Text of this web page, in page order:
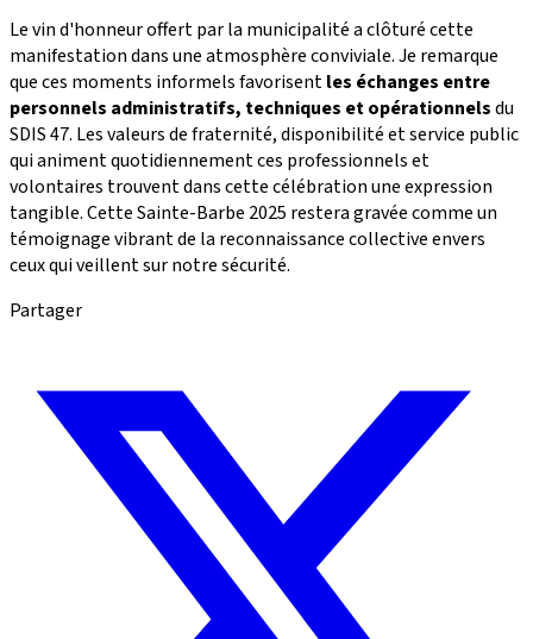
Le vin d'honneur offert par la municipalité a clôturé cette
manifestation dans une atmosphère conviviale. Je remarque
que ces moments informels favorisentles échanges entre
personnels administratifs, techniques et opérationnelsdu
SDIS 47. Les valeurs de fraternité, disponibilité et service public
qui animent quotidiennement ces professionnels et
volontaires trouvent dans cette célébration une expression
tangible. Cette Sainte-Barbe 2025 restera gravée comme un
témoignage vibrant de la reconnaissance collective envers
ceux qui veillent sur notre sécurité.
Partager